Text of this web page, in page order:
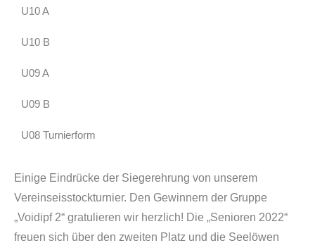
Einige Eindrücke der Siegerehrung von unserem
Vereinseisstockturnier. Den Gewinnern der Gruppe
„Voidipf 2“ gratulieren wir herzlich! Die „Senioren 2022“
freuen sich über den zweiten Platz und die Seelöwen
U10 A
U10 B
U09 A
U09 B
U08 Turnierform